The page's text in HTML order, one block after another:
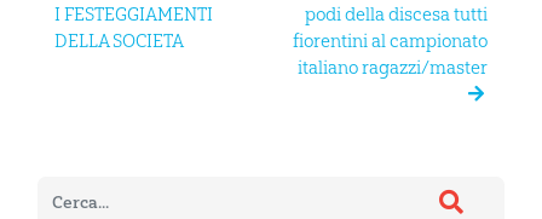
I FESTEGGIAMENTI
DELLA SOCIETA
podi della discesa tutti
fiorentini al campionato
italiano ragazzi/master